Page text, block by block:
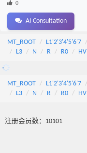
0
AI Consultation
MT_ROOT L1'2'3'4'5'6'7
L3
N R R0 HV
MT_ROOT L1'2'3'4'5'6'7
L3
N R R0 HV
注册会员数：10101